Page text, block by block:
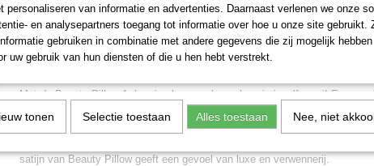
IN WINKELWAGEN
Omschrijving
Met de Beauty Pillow Aubergine kussensloop slaap je jezelf mooi! Een
groot belang, het wordt niet voor niets “beauty sleep” genoemd. Ons
steeds meer beseffen dat een goede nachtrust van groot belang is. Met
de heerlijke slaapmomenten die zo belangrijk zijn en die jij verdient.
satijn van Beauty Pillow geeft een gevoel van luxe en verwennerij.
personaliseren van informatie en advertenties. Daarnaast verlenen we onze
en analysepartners toegang tot informatie over hoe u onze site gebruikt.
gebruiken in combinatie met andere gegevens die zij mogelijk hebben
uw gebruik van hun diensten of die u hen hebt verstrekt.
tonen Selectie toestaan Alles toestaan Nee, niet